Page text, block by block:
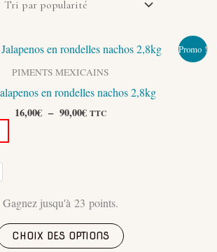
Promo !
PIMENTS MEXICAINS
en rondelles nachos 2,8kg
16,00€ – 90,00€Plage
TTC
Gagnez jusqu'à 23 points.
CHOIX DES OPTIONS
produit